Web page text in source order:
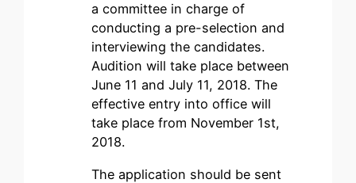
a committee in charge of
conducting a pre-selection and
interviewing the candidates.
Audition will take place between
June 11 and July 11, 2018. The
effective entry into office will
take place from November 1st,
2018.
The application should be sent